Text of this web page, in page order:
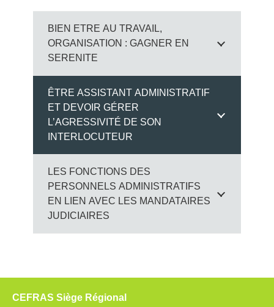
BIEN ETRE AU TRAVAIL,
ORGANISATION : GAGNER EN
SERENITE
ÊTRE ASSISTANT ADMINISTRATIF
ET DEVOIR GÉRER
L’AGRESSIVITÉ DE SON
INTERLOCUTEUR
LES FONCTIONS DES
PERSONNELS ADMINISTRATIFS
EN LIEN AVEC LES MANDATAIRES
JUDICIAIRES
CEFRAS Siège Régional